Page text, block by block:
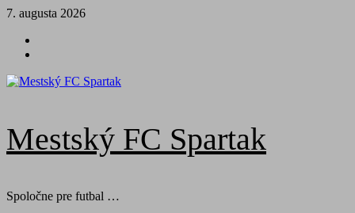
Skip
content
7. augusta 2026
Mestský FC Spartak
Spoločne pre futbal …